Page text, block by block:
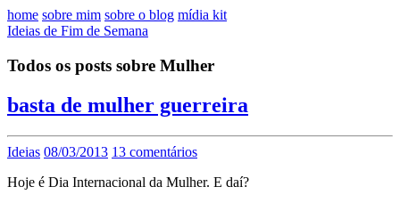
home sobre mim sobre o blog mídia kit
Ideias de Fim de Semana
Todos os posts sobre Mulher
basta de mulher guerreira
Ideias 08/03/2013 13 comentários
Hoje é Dia Internacional da Mulher. E daí?